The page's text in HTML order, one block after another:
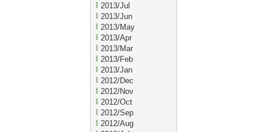
2013/Jul
2013/Jun
2013/May
2013/Apr
2013/Mar
2013/Feb
2013/Jan
2012/Dec
2012/Nov
2012/Oct
2012/Sep
2012/Aug